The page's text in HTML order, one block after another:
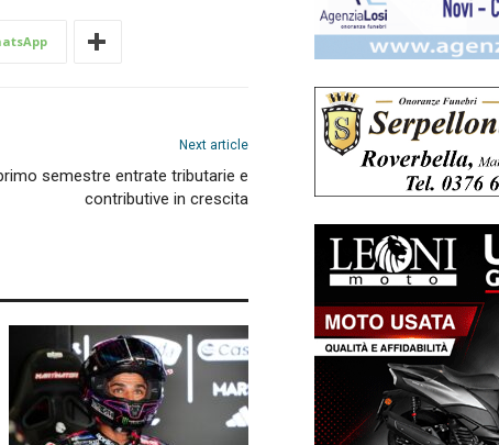
Next article
semestre entrate tributarie e
contributive in crescita